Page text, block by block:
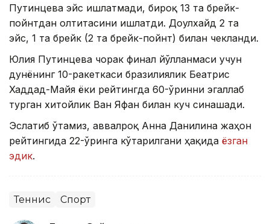
Путинцева эйс ишлатмади, бироқ 13 та брейк-
пойнтдан олтитасини ишлатди. Доулхайд 2 та
эйс, 1 та брейк (2 та брейк-пойнт) билан чекланди.
Юлия Путинцева чорак финал йўлланмаси учун
дунёнинг 10-ракеткаси бразилиялик Беатрис
Хаддад-Майя ёки рейтингда 60-ўринни эгаллаб
турган хитойлик Ван Яфан билан куч синашади.
Эслатиб ўтамиз, аввалроқ Анна Данилина жаҳон
рейтингида 22-ўринга кўтарилгани ҳақида ёзган
эдик.
Теннис Спорт